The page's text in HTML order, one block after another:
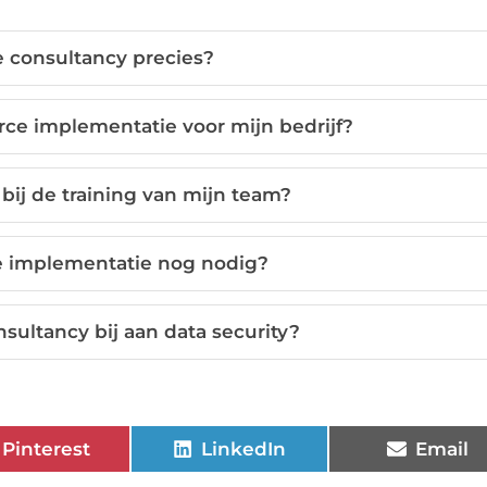
consultancy precies?
implementatie voor mijn bedrijf?
de training van mijn team?
implementatie nog nodig?
bij aan data security?
Pinterest LinkedIn Email